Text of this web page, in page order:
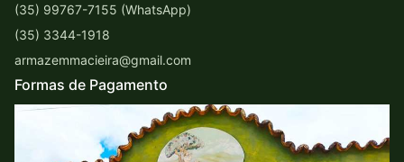
(35) 99767-7155 (WhatsApp)
(35) 3344-1918
armazemmacieira@gmail.com
Formas de Pagamento